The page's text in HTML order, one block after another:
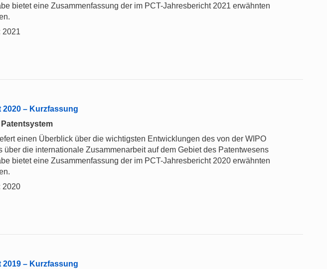
bietet eine Zusammenfassung der im PCT-Jahresbericht 2021 erwähnten
2021
2020 – Kurzfassung
einen Überblick über die wichtigsten Entwicklungen des von der WIPO
über die internationale Zusammenarbeit auf dem Gebiet des Patentwesens
bietet eine Zusammenfassung der im PCT-Jahresbericht 2020 erwähnten
2020
2019 – Kurzfassung